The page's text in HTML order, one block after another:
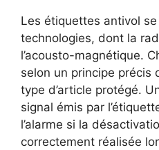
Les étiquettes antivol
technologies, dont la
l’acousto-magnétique.
selon un principe précis
type d’article protégé.
signal émis par
l’alarme si la
correctement réalisée